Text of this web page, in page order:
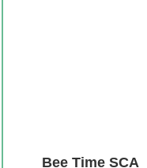
Bee Time SCA